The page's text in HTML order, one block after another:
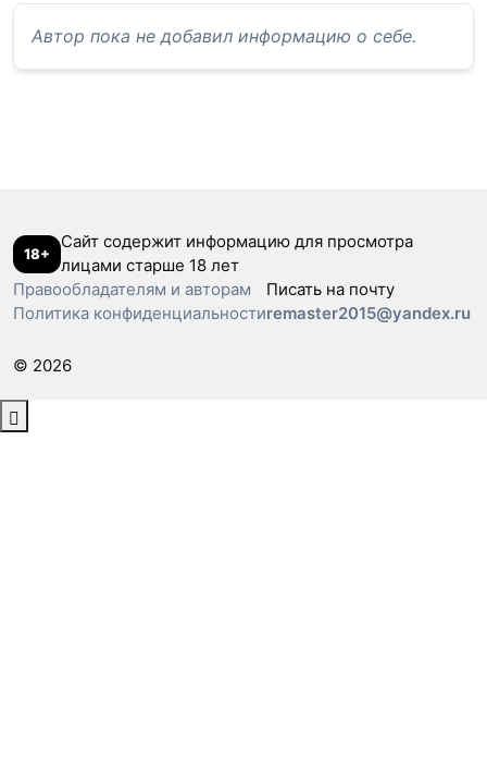
Автор пока не добавил информацию о себе.
18+
Сайт содержит информацию для просмотра
лицами старше 18 лет
Правообладателям и авторам
Политика конфиденциальности
Писать на почту
remaster2015@yandex.ru
© 2026